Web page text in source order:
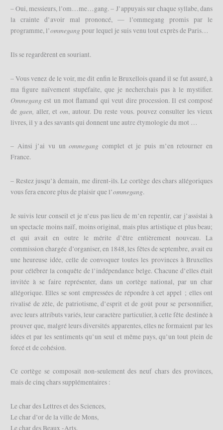
– Oui, messieurs, l’om…me…gang. – J’appuyais sur chaque syllabe, dans
la crainte d’avoir mal prononcé, — l’ommegang promis par le
programme, l’ommegang pour lequel je suis venu tout exprès de Paris…
Ils se regardèrent en souriant.
– Vous venez de le voir, me dit enfin le Bruxellois quand il se fut assuré, à
ma figure naïvement stupéfaite, que je necherchais pas à le mystifier.
Ommegang est un mot flamand qui veut dire procession. Il est composé
de gaen, aller, etom, autour. Du reste vous. pouvez consulter les vieux
livres, il y a des savants qui donnent une autre étymologie du mot …
– Ainsi j’ai vu unommegang complet et je puis m’en retourner en
France.
– Restez jusqu’à demain, me dirent-ils. Le cortège des chars allégoriques
vous fera encore plus de plaisir que l’ommegang.
Je suivis leur conseil et je n’eus pas lieu de m’en repentir, car j’assistai à
un spectacle moins naïf, moins original, mais plus artistique et plus beau;
et qui avait en outre le mérite d’être entièrement nouveau. La
commission chargée d’organiser, en 1848, les fêtes de septembre, avait eu
une heureuse idée, celle de convoquer toutes les provinces à Bruxelles
pour célébrer la conquête de l’indépendance belge. Chacune d’elles était
invitée à se faire représenter, dans un cortège national, par un char
allégorique. Elles se sont empressées de répondre à cet appel ; elles ont
rivalisé de zèle, de patriotisme, d’esprit et de goût pour se personnifier,
avec leurs attributs variés, leur caractère particulier, à cette fête destinée à
prouver que, malgré leurs diversités apparentes, elles ne formaient par les
idées et par les sentiments qu’un seul et même pays, qu’un tout plein de
forcé et de cohésion.
Ce cortège se composait non-seulement des neuf chars des provinces,
mais de cinq chars supplémentaires :
Le char des Lettres et des Sciences,
Le char d’or de la ville de Mons,
Le char des Beaux -Arts,